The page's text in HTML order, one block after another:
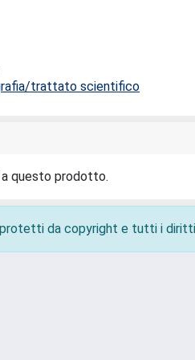
trattato scientifico
questo prodotto.
da copyright e tutti i